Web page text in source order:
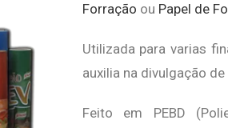
Forração ou Papel de
Utilizada para varias
auxilia na divulgação
Feito em PEBD